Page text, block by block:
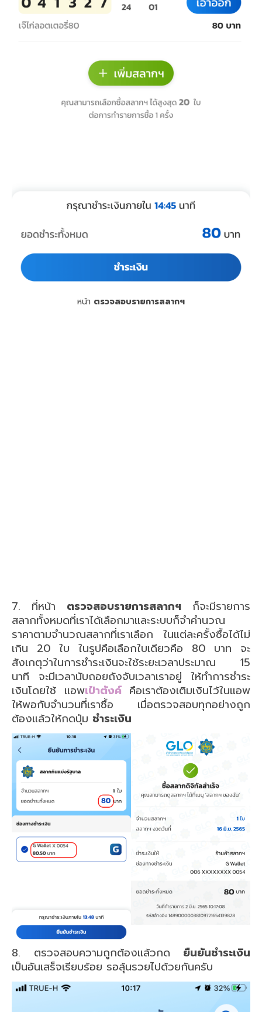
หน้า ตรวจสอบรายการสลากฯ
7. ที่หน้า ตรวจสอบรายการสลากฯ ก็จะมีรายการ
สลากทั้งหมดที่เราได้เลือกมาและระบบก็จำคำนวณ
ราคาตามจำนวณสลากที่เราเลือก ในแต่ละครั้งซื้อได้ไม่
เกิน 20 ใบ ในรูปคือเลือกใบเดียวคือ 80 บาท จะ
สังเกตุว่าในการชำระเงินจะใช้ระยะเวลาประมาณ 15
นาที จะมีเวลานับถอยถังจับเวลาเราอยู่ ให้ทำการชำระ
เงินโดยใช้ แอพเป๋าตังค์ คือเราต้องเติมเงินไว้ในแอพ
ให้พอกับจำนวนที่เราซื้อ เมื่อตรวจสอบทุกอย่างถูก
ต้องแล้วให้กดปุ่ม ชำระเงิน
8. ตรวจสอบความถูกต้องแล้วกด ยืนยันชำระเงิน
เป็นอันเสร็จเรียบร้อย รอลุ้นรวยไปด้วยกันครับ